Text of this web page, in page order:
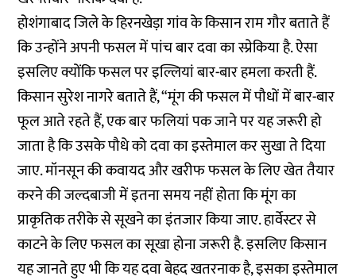
होशंगाबाद जिले के हिरनखेड़ा गांव के किसान राम गौर बताते हैं
कि उन्होंने अपनी फसल में पांच बार दवा का स्प्रेकिया है. ऐसा
इसलिए क्योंकि फसल पर इल्लियां बार-बार हमला करती हैं.
किसान सुरेश नागरे बताते हैं, “मूंग की फसल में पौधों में बार-बार
फूल आते रहते हैं, एक बार फलियां पक जाने पर यह जरूरी हो
जाता है कि उसके पौधे को दवा का इस्तेमाल कर सुखा ते दिया
जाए. मॉनसून की कवायद और खरीफ फसल के लिए खेत तैयार
करने की जल्दबाजी में इतना समय नहीं होता कि मूंग का
प्राकृतिक तरीके से सूखने का इंतजार किया जाए. हार्वेस्टर से
काटने के लिए फसल का सूखा होना जरूरी है. इसलिए किसान
यह जानते हुए भी कि यह दवा बेहद खतरनाक है, इसका इस्तेमाल